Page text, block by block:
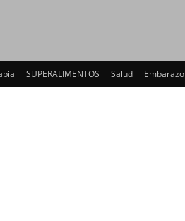
SUPERALIMENTOS Salud Embarazo